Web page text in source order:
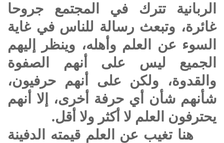
الربانية تترك في المجتمع جروحا
غائرة، وتبعث رسالة للناس في غاية
السوء عن العلم وأهله، وينظر إليهم
الجميع ليس على أنهم الصفوة
والقدوة، ولكن على أنهم حرفيون،
شأنهم شأن أي حرفة أخرى، إلا أنهم
يحترفون العلم لا أكثر ولا أقل.
هنا تغيب عن العلم قيمته الدفينة